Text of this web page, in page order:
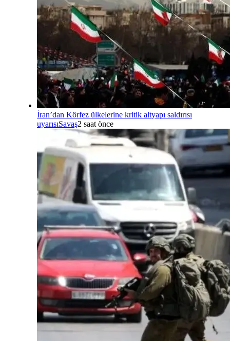
İran’dan Körfez ülkelerine kritik altyapı saldırısı
uyarısıSavaş2 saat önce